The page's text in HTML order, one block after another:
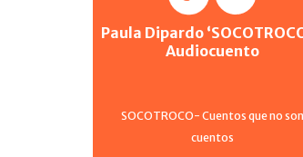
Paula Dipardo
Audiocuento
SOCOTROCO- Cuentos que no son
cuentos